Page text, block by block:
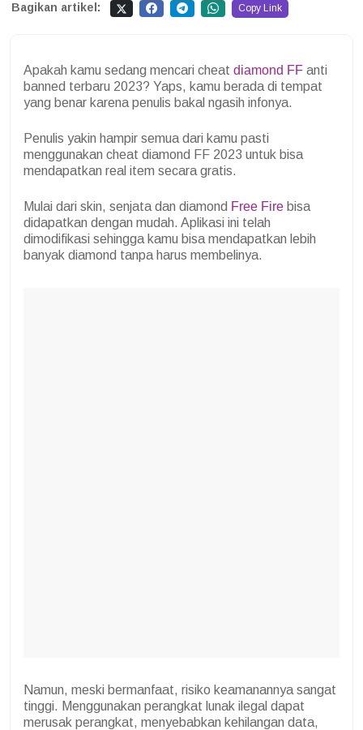
Bagikan artikel: Copy Link
Apakah kamu sedang mencari cheat diamond FF anti
banned terbaru 2023? Yaps, kamu berada di tempat
yang benar karena penulis bakal ngasih infonya.
Penulis yakin hampir semua dari kamu pasti
menggunakan cheat diamond FF 2023 untuk bisa
mendapatkan real item secara gratis.
Mulai dari skin, senjata dan diamond Free Fire bisa
didapatkan dengan mudah. Aplikasi ini telah
dimodifikasi sehingga kamu bisa mendapatkan lebih
banyak diamond tanpa harus membelinya.
Namun, meski bermanfaat, risiko keamanannya sangat
tinggi. Menggunakan perangkat lunak ilegal dapat
merusak perangkat, menyebabkan kehilangan data,